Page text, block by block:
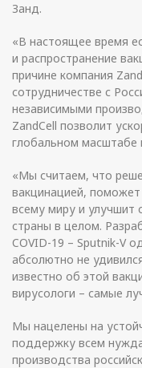
Занд.
«В настоящее время
и распространение
причине компания
сотрудничестве с
независимыми
ZandCell позволит
глобальном масштабе
«Мы считаем, что
вакцинацией,
всему миру и улучшит
страны в целом.
COVID-19 – Sputnik-V
абсолютно не
известно об этой
вирусологи – самые
Мы нацелены на
поддержку всем
производства